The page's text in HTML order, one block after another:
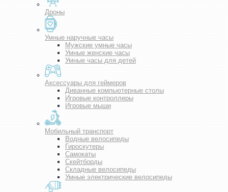
Дроны
Умные наручные часы
Мужские умные часы
Умные женские часы
Умные часы для детей
Аксессуары для геймеров
Диванные компьютерные столы
Игровые контроллеры
Игровые мыши
Мобильный транспорт
Водные велосипеды
Гироскутеры
Самокаты
Скейтборды
Складные велосипеды
Умные электрические велосипеды